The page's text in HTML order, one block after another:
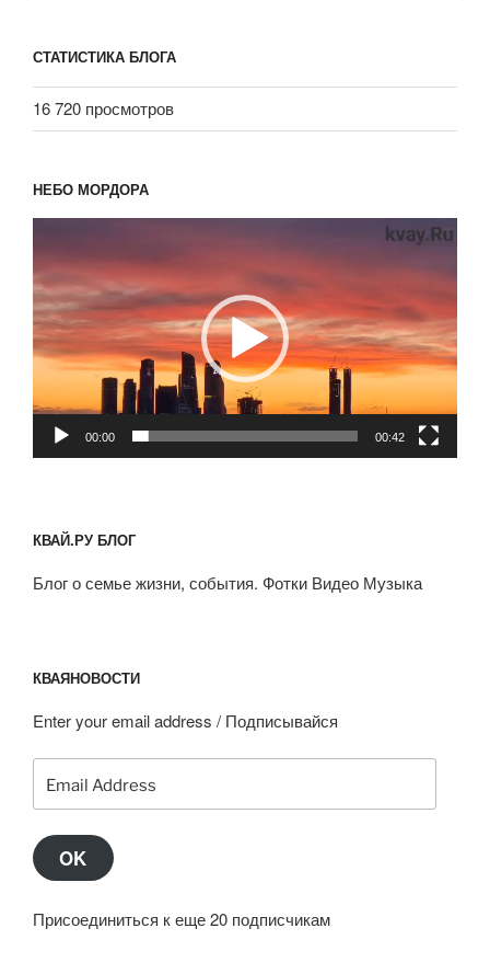
СТАТИСТИКА БЛОГА
16 720 просмотров
НЕБО МОРДОРА
00:00 00:42
КВАЙ.РУ БЛОГ
Блог о семье жизни, события. Фотки Видео Музыка
КВАЯНОВОСТИ
Enter your email address / Подписывайся
Address
OK
Присоединиться к еще 20 подписчикам